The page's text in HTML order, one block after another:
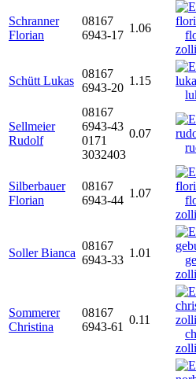
Schranner
Florian
08167
6943-17
1.06
Schütt Lukas
08167
6943-20
1.15
Sellmeier
Rudolf
08167
6943-43
0171
3032403
0.07
Silberbauer
Florian
08167
6943-44
1.07
Soller Bianca
08167
6943-33
1.01
Sommerer
Christina
08167
6943-61
0.11